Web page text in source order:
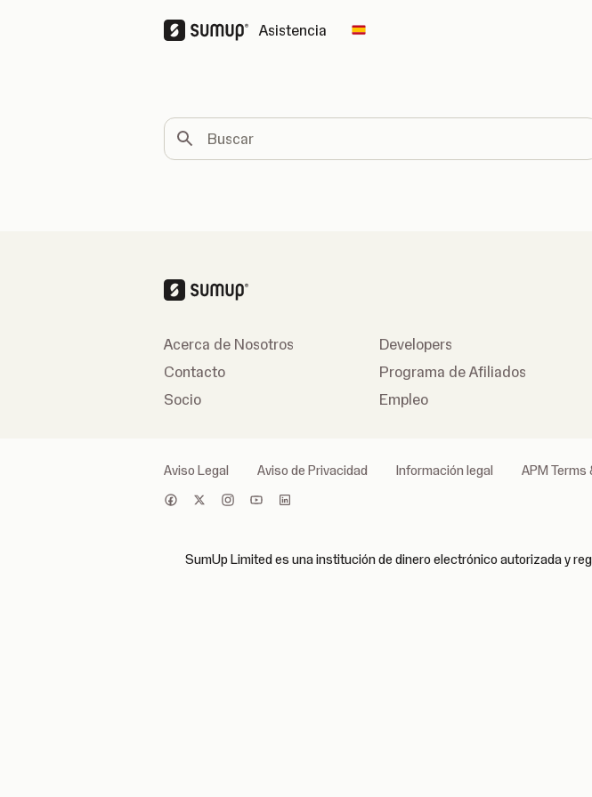
Asistencia Change country
Buscar
Acerca de Nosotros
Contacto
Socio
Developers
Programa de Afiliados
Empleo
Aviso Legal Aviso de Privacidad Información legal APM Terms
SumUp Limited es una institución de dinero electrónico autorizada y